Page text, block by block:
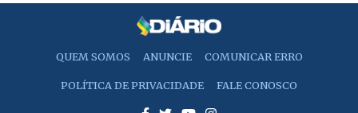
QUEM SOMOS ANUNCIE COMUNICAR ERRO
POLÍTICA DE PRIVACIDADE FALE CONOSCO